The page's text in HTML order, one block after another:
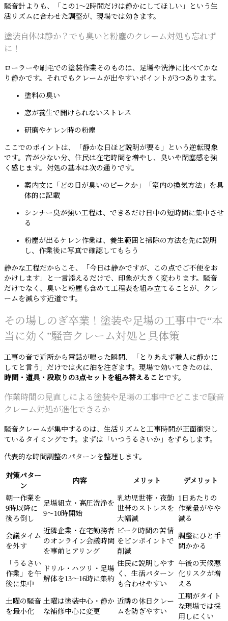
騒音計よりも、「この1〜2時間だけは静かにしてほしい」という生
活リズムに合わせた調整が、現場では効きます。
塗装自体は静か？でも臭いと粉塵のクレーム対処も忘れず
に！
ローラーや刷毛での塗装作業そのものは、足場や洗浄に比べてかな
り静かです。それでもクレームが出やすいポイントが3つあります。
塗料の臭い
窓が養生で開けられないストレス
研磨やケレン時の粉塵
ここでのポイントは、「静かな日ほど説明が要る」という逆転現象
です。音が少ない分、住民は在宅時間を増やし、臭いや閉塞感を強
く感じます。対処の基本は次の通りです。
案内文に「どの日が臭いのピークか」「室内の換気方法」を具
体的に記載
シンナー臭が強い工程は、できるだけ日中の短時間に集中させ
る
粉塵が出るケレン作業は、養生範囲と掃除の方法を先に説明
し、作業後に写真で確認してもらう
静かな工程だからこそ、「今日は静かですが、この点でご不便をお
かけします」と一言添えるだけで、印象が大きく変わります。騒音
だけでなく、臭いと粉塵も含めて工程表を組み立てることが、クレ
ームを減らす近道です。
その場しのぎ卒業！塗装や足場の工事中で“本
当に効く”騒音クレーム対処と具体策
工事の音で近所から電話が鳴った瞬間、「とりあえず職人に静かに
してと言う」だけでは火に油を注ぎます。現場で効いてきたのは、
時間・道具・段取りの3点セットを組み替えることです。
作業時間の見直しによる塗装や足場の工事中でどこまで騒音
クレーム対処が進化できるか
騒音クレームが集中するのは、生活リズムと工事時間が正面衝突し
ているタイミングです。まずは「いつうるさいか」をずらします。
代表的な時間調整のパターンを整理します。
対策パター
ン
内容 メリット デメリット
朝一作業を
9時以降に
後ろ倒し
足場組立・高圧洗浄を
9〜10時開始
乳幼児世帯・夜勤
世帯のストレスを
大幅減
1日あたりの
作業量がやや
減る
会議タイム
を外す
近隣企業・在宅勤務者
のオンライン会議時間
を事前ヒアリング
ピーク時間の苦情
をピンポイントで
削減
調整にひと手
間かかる
「うるさい
作業」を午
後に集中
ドリル・ハツリ・足場
解体を13〜16時に集約
住民に説明しやす
く、生活パターン
も合わせやすい
午後の天候悪
化リスクが増
える
土曜の騒音
を最小化
土曜は塗装中心・静か
な補修中心に変更
近隣の休日クレー
ムを防ぎやすい
工期がタイト
な現場では採
用しにくい